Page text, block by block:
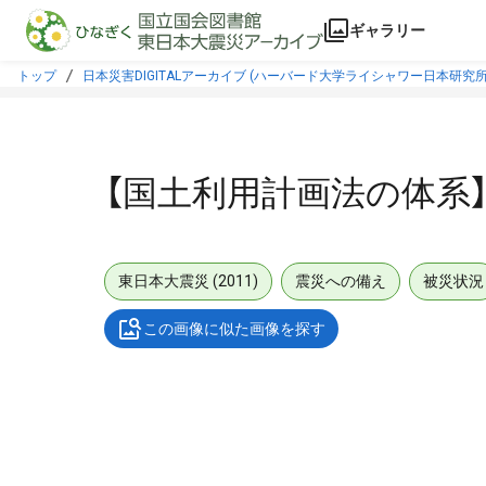
本文に飛ぶ
ギャラリー
トップ 日本災害DIGITALアーカイブ (ハーバード大学ライシャワー日本研究
【国土利用計画法の体系】
東日本大震災 (2011) 震災への備え 被災状況
この画像に似た画像を探す